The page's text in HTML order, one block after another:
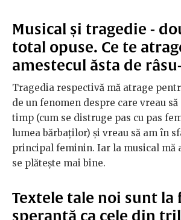
Musical și tragedie -
total opuse. Ce te
amestecul ăsta de
Tragedia respectivă mă atrage
de un fenomen despre care vreau
timp (cum se distruge pas cu pas
lumea bărbaților) și vreau să am în
principal feminin. Iar la musical mă
se plătește mai bine.
Textele tale noi sunt la
speranță ca cele din